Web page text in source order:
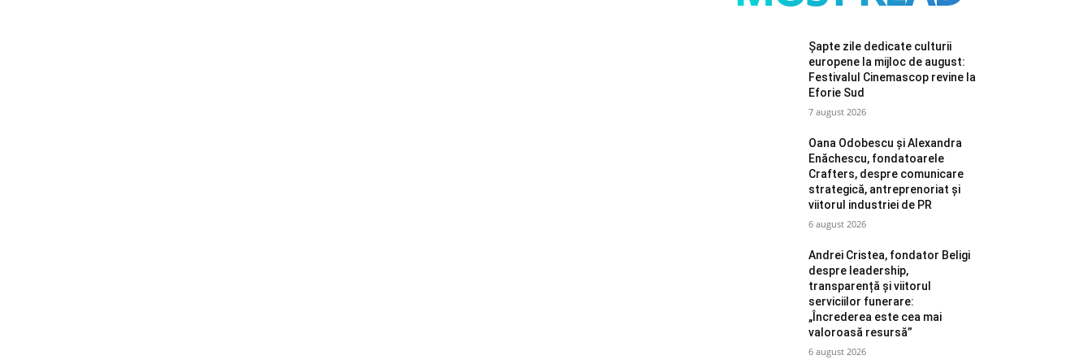
Șapte zile dedicate culturii
europene la mijloc de august:
Festivalul Cinemascop revine la
Eforie Sud
7 august 2026
Oana Odobescu și Alexandra
Enăchescu, fondatoarele
Crafters, despre comunicare
strategică, antreprenoriat și
viitorul industriei de PR
6 august 2026
Andrei Cristea, fondator Beligi
despre leadership,
transparență și viitorul
serviciilor funerare:
„Încrederea este cea mai
valoroasă resursă”
6 august 2026